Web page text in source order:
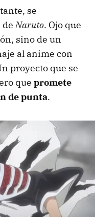
se
deNaruto. Ojo que
sino de un
al anime con
proyecto que se
que promete
de punta.